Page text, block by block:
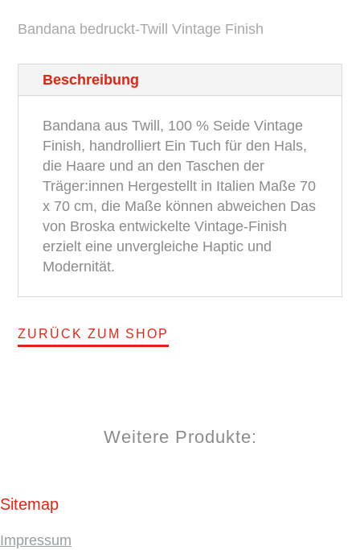
Menge
Bandana bedruckt-Twill Vintage Finish
Beschreibung
Bandana aus Twill, 100 % Seide Vintage
Finish, handrolliert Ein Tuch für den Hals,
die Haare und an den Taschen der
Träger:innen Hergestellt in Italien Maße 70
x 70 cm, die Maße können abweichen Das
von Broska entwickelte Vintage-Finish
erzielt eine unvergleiche Haptic und
Modernität.
ZURÜCK ZUM SHOP
Weitere Produkte:
Sitemap
Impressum